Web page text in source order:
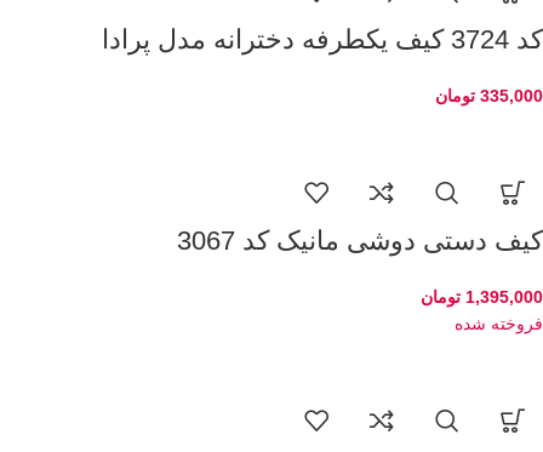
کد 3724 کیف یکطرفه دخترانه مدل پرادا
335,000 تومان
کیف دستی دوشی مانیک کد 3067
1,395,000 تومان
فروخته شده